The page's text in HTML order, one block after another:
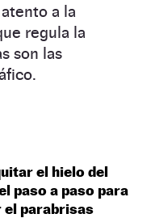
a la
regula la
son las
el hielo del
paso a paso para
el parabrisas